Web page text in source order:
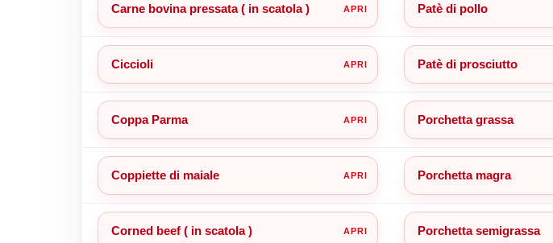
Carne bovina pressata ( in scatola ) Patè di pollo
Ciccioli Patè di prosciutto
Coppa Parma Porchetta grassa
Coppiette di maiale Porchetta magra
Corned beef ( in scatola ) Porchetta semigrassa